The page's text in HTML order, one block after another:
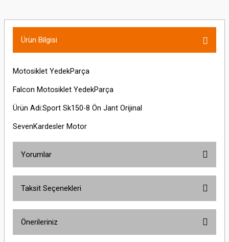
Ürün Bilgisi
Motosiklet YedekParça
Falcon Motosiklet YedekParça
Ürün Adi:Sport Sk150-8 Ön Jant Orijinal
SevenKardesler Motor
Yorumlar
Taksit Seçenekleri
Önerileriniz